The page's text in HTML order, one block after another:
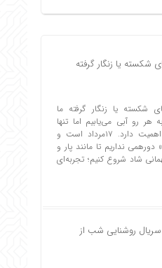
شکسته یا زنگار گرفته
شکسته یا زنگار گرفته ما
رو آبی می‌یابیم اما تنها
شناور ماندن ما نیست که اهمیت دارد. ۱۷مرداد است و
نداریم تا مانند پار و
شاد شروع ‌کنیم؛ تجربه‌ای
روشنایی شب از